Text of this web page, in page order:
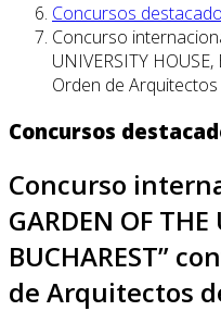
Concursos
Concurso
UNIVERSITY
Orden de Arquitectos
Concursos
Concurso
GARDEN OF THE
BUCHAREST”
de Arquitectos